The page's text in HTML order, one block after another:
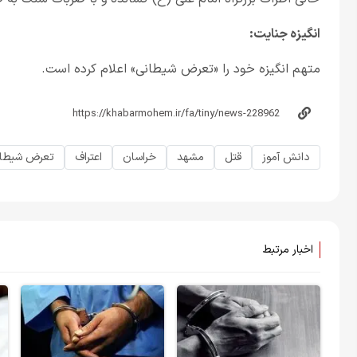
انگیزه جنایت:
متهم انگیزه خود را «تعرض شیطانی» اعلام کرده است.
دانش آموز قتل مشهد خراسان اعتراف تعرض
اخبار مرتبط